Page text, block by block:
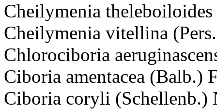
Cheilymenia
Cheilymenia vitellina
Chlorociboria
Ciboria amentacea (Balb.)
Ciboria coryli (Schellenb.)